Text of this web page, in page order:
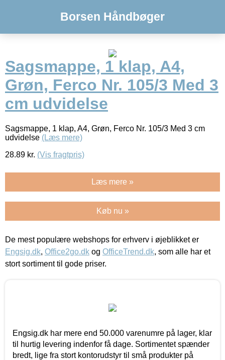
Borsen Håndbøger
Sagsmappe, 1 klap, A4,
Grøn, Ferco Nr. 105/3 Med 3
cm udvidelse
Sagsmappe, 1 klap, A4, Grøn, Ferco Nr. 105/3 Med 3 cm
udvidelse (Læs mere)
28.89 kr. (Vis fragtpris)
Læs mere »
Køb nu »
De mest populære webshops for erhverv i øjeblikket er
Engsig.dk, Office2go.dk og OfficeTrend.dk, som alle har et
stort sortiment til gode priser.
Engsig.dk har mere end 50.000 varenumre på lager, klar
til hurtig levering indenfor få dage. Sortimentet spænder
bredt, lige fra stort kontorudstyr til små produkter på